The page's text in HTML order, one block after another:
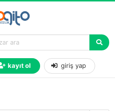
kayıt ol giriş yap